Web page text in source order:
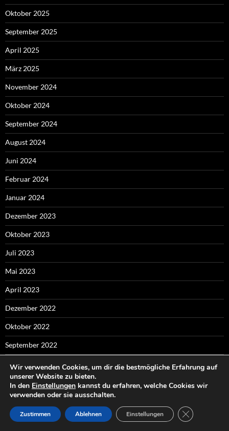
Oktober 2025
September 2025
April 2025
März 2025
November 2024
Oktober 2024
September 2024
August 2024
Juni 2024
Februar 2024
Januar 2024
Dezember 2023
Oktober 2023
Juli 2023
Mai 2023
April 2023
Dezember 2022
Oktober 2022
September 2022
Juni 2022
Mai 2022
April 2022
März 2022
Wir verwenden Cookies, um dir die bestmögliche Erfahrung auf
unserer Website zu bieten.
In den Einstellungen kannst du erfahren, welche Cookies wir
verwenden oder sie ausschalten.
Zustimmen Ablehnen Einstellungen GDPR